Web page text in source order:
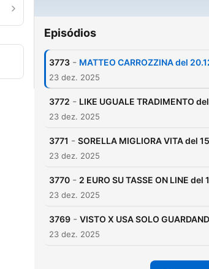
Episódios
3773 - MATTEO CARROZZINA del
23 dez. 2025
3772 - LIKE UGUALE TRADIMENTO
23 dez. 2025
3771 - SORELLA MIGLIORA VITA del
23 dez. 2025
3770 - 2 EURO SU TASSE ON LINE del
23 dez. 2025
3769 - VISTO X USA SOLO
23 dez. 2025